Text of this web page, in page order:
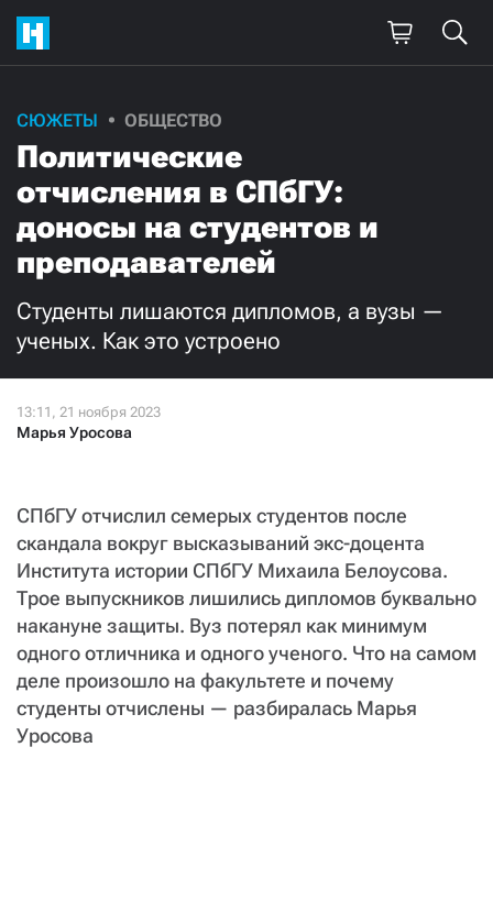
СЮЖЕТЫ ОБЩЕСТВО
Политические
отчисления в СПбГУ:
доносы на студентов и
преподавателей
Студенты лишаются дипломов, а вузы —
ученых. Как это устроено
Марья Уросова
СПбГУ отчислил семерых студентов после
скандала вокруг высказываний экс-доцента
Института истории СПбГУ Михаила Белоусова.
Трое выпускников лишились дипломов буквально
накануне защиты. Вуз потерял как минимум
одного отличника и одного ученого. Что на самом
деле произошло на факультете и почему
студенты отчислены — разбиралась Марья
Уросова